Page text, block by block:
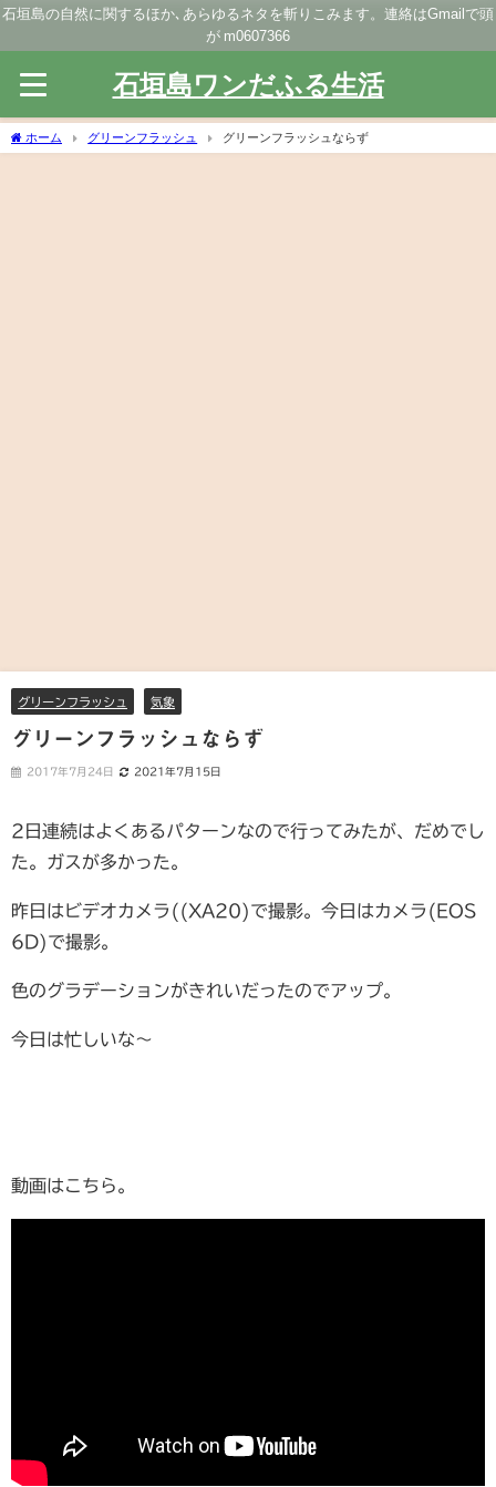
石垣島の自然に関するほか､あらゆるネタを斬りこみます。連絡はGmailで頭
が m0607366
石垣島ワンだふる生活
ホーム グリーンフラッシュ グリーンフラッシュならず
グリーンフラッシュ 気象
グリーンフラッシュならず
2017年7月24日 2021年7月15日
2日連続はよくあるパターンなので行ってみたが、だめでし
た。ガスが多かった。
昨日はビデオカメラ((XA20)で撮影。今日はカメラ(EOS
6D)で撮影。
色のグラデーションがきれいだったのでアップ。
今日は忙しいな〜
動画はこちら。